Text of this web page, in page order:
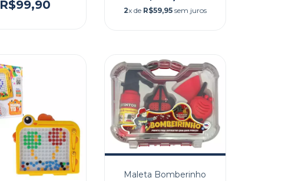
R$99,90 2x de R$59,95sem juros
Maleta Bomberinho